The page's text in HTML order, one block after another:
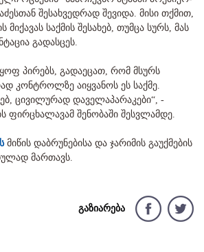
შესახვედრად შევიდა. მისი თქმით,
მიქავას საქმის შესახებ, თუმცა სურს, მას
გადასცეს.
პირებს, გადაეცათ, რომ მსურს
კონტროლზე აიყვანოს ეს საქმე.
ცივილურად დაველაპარაკები“, -
ფირცხალავამ შენობაში შესვლამდე.
მიწის დაბრუნებისა და ჯარიმის გაუქმების
მართავს.
გაზიარება